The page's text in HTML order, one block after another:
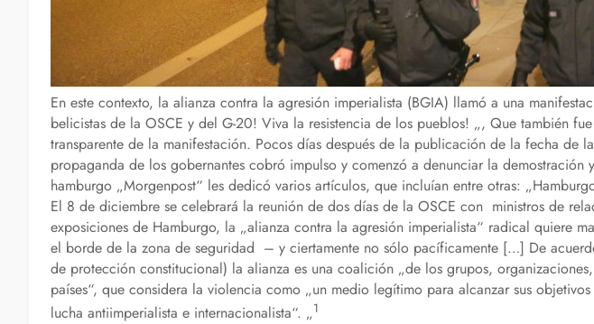
En este contexto, la alianza contra la agresión imperialista (BGIA) llamó a una
belicistas de la OSCE y del G-20! Viva la resistencia de los pueblos! „, Que también
transparente de la manifestación. Pocos días después de la publicación de la fecha de
propaganda de los gobernantes cobró impulso y comenzó a denunciar la
hamburgo „Morgenpost“ les dedicó varios artículos, que incluían entre otras:
El 8 de diciembre se celebrará la reunión de dos días de la OSCE con ministros de
exposiciones de Hamburgo, la „alianza contra la agresión imperialista“ radical quiere
el borde de la zona de seguridad – y ciertamente no sólo pacíficamente […] De
de protección constitucional) la alianza es una coalición „de los grupos,
países“, que considera la violencia como „un medio legítimo para alcanzar sus
lucha antiimperialista e internacionalista“. „1